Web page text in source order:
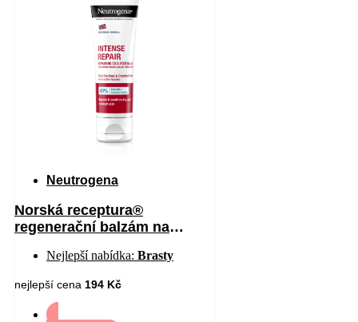
Neutrogena
Norská receptura®
regenerační balzám na
Nejlepší nabídka: Brasty
nejlepší cena 194 Kč